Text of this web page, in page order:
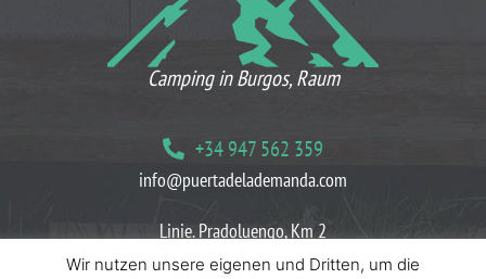
Camping in Burgos, Raum
+34 947 562 359
info@puertadelademanda.com
Linie. Pradoluengo, Km 2
09199 Herreros Villasur, Burgos
Wir nutzen unsere eigenen und Dritten, um die